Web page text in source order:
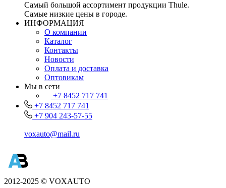
Самый большой ассортимент продукции Thule.
Самые низкие цены в городе.
ИНФОРМАЦИЯ
О компании
Каталог
Контакты
Новости
Оплата и доставка
Оптовикам
Мы в сети
+7 8452 717 741
+7 8452 717 741
+7 904 243-57-55
voxauto@mail.ru
2012-2025 © VOXAUTO